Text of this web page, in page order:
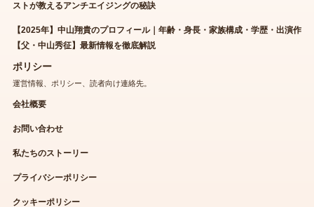
ストが教えるアンチエイジングの秘訣
【2025年】中山翔貴のプロフィール｜年齢・身長・家族構成・学歴・出演作
【父・中山秀征】最新情報を徹底解説
ポリシー
運営情報、ポリシー、読者向け連絡先。
会社概要
お問い合わせ
私たちのストーリー
プライバシーポリシー
クッキーポリシー